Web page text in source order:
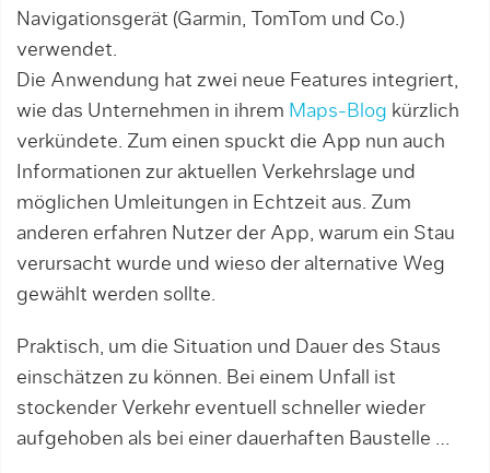
Navigationsgerät (Garmin, TomTom und Co.)
verwendet.
Die Anwendung hat zwei neue Features integriert,
wie das Unternehmen in ihrem Maps-Blog kürzlich
verkündete. Zum einen spuckt die App nun auch
Informationen zur aktuellen Verkehrslage und
möglichen Umleitungen in Echtzeit aus. Zum
anderen erfahren Nutzer der App, warum ein Stau
verursacht wurde und wieso der alternative Weg
gewählt werden sollte.
Praktisch, um die Situation und Dauer des Staus
einschätzen zu können. Bei einem Unfall ist
stockender Verkehr eventuell schneller wieder
aufgehoben als bei einer dauerhaften Baustelle …